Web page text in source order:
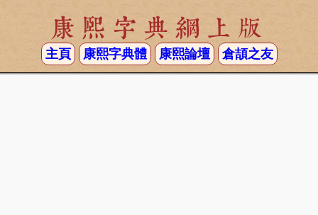
康熙字典網上版
主頁 康熙字典體 康熙論壇 倉頡之友